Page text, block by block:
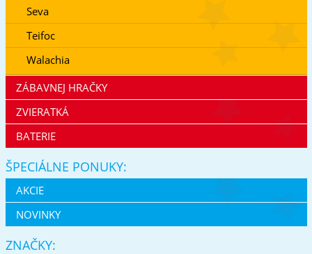
Seva
Teifoc
Walachia
ZÁBAVNEJ HRAČKY
ZVIERATKÁ
BATERIE
ŠPECIÁLNE PONUKY:
AKCIE
NOVINKY
ZNAČKY: